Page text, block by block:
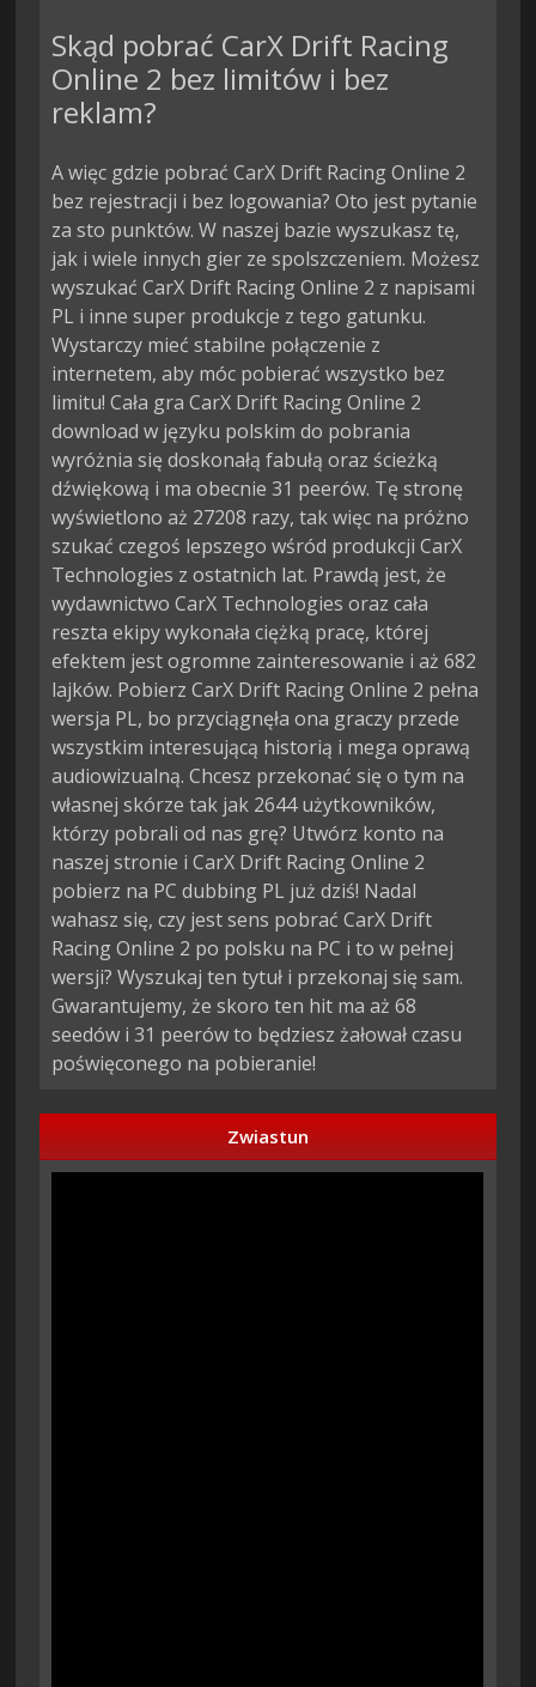
Skąd pobrać CarX Drift Racing
Online 2 bez limitów i bez
reklam?
A więc gdzie pobrać CarX Drift Racing Online 2
bez rejestracji i bez logowania? Oto jest pytanie
za sto punktów. W naszej bazie wyszukasz tę,
jak i wiele innych gier ze spolszczeniem. Możesz
wyszukać CarX Drift Racing Online 2 z napisami
PL i inne super produkcje z tego gatunku.
Wystarczy mieć stabilne połączenie z
internetem, aby móc pobierać wszystko bez
limitu! Cała gra CarX Drift Racing Online 2
download w języku polskim do pobrania
wyróżnia się doskonałą fabułą oraz ścieżką
dźwiękową i ma obecnie 31 peerów. Tę stronę
wyświetlono aż 27208 razy, tak więc na próżno
szukać czegoś lepszego wśród produkcji CarX
Technologies z ostatnich lat. Prawdą jest, że
wydawnictwo CarX Technologies oraz cała
reszta ekipy wykonała ciężką pracę, której
efektem jest ogromne zainteresowanie i aż 682
lajków. Pobierz CarX Drift Racing Online 2 pełna
wersja PL, bo przyciągnęła ona graczy przede
wszystkim interesującą historią i mega oprawą
audiowizualną. Chcesz przekonać się o tym na
własnej skórze tak jak 2644 użytkowników,
którzy pobrali od nas grę? Utwórz konto na
naszej stronie i CarX Drift Racing Online 2
pobierz na PC dubbing PL już dziś! Nadal
wahasz się, czy jest sens pobrać CarX Drift
Racing Online 2 po polsku na PC i to w pełnej
wersji? Wyszukaj ten tytuł i przekonaj się sam.
Gwarantujemy, że skoro ten hit ma aż 68
seedów i 31 peerów to będziesz żałował czasu
poświęconego na pobieranie!
Zwiastun